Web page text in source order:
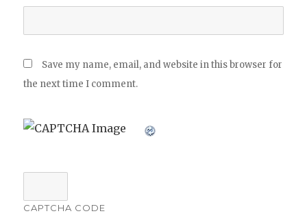
Save my name, email, and website in this browser for
the next time I comment.
CAPTCHA CODE